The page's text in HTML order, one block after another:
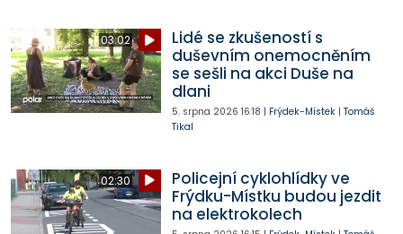
03:02
Lidé se zkušeností s
duševním onemocněním
se sešli na akci Duše na
dlani
5. srpna 2026 16:18 | Frýdek-Místek| Tomáš
Tikal
02:30
Policejní cyklohlídky ve
Frýdku-Místku budou jezdit
na elektrokolech